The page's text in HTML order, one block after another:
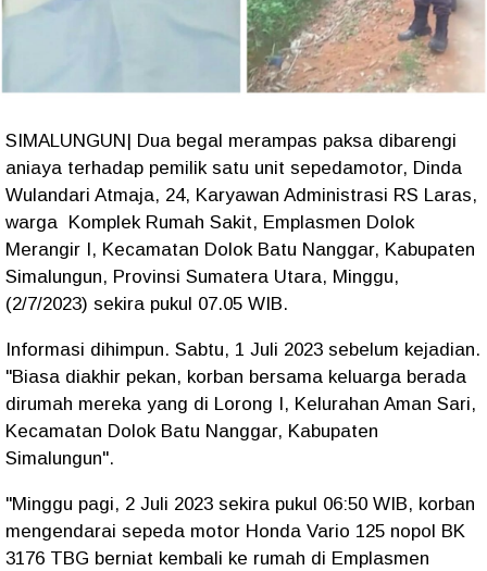
SIMALUNGUN| Dua begal merampas paksa dibarengi
aniaya terhadap pemilik satu unit sepedamotor, Dinda
Wulandari Atmaja, 24, Karyawan Administrasi RS Laras,
warga Komplek Rumah Sakit, Emplasmen Dolok
Merangir I, Kecamatan Dolok Batu Nanggar, Kabupaten
Simalungun, Provinsi Sumatera Utara, Minggu,
(2/7/2023) sekira pukul 07.05 WIB.
Informasi dihimpun. Sabtu, 1 Juli 2023 sebelum kejadian.
"Biasa diakhir pekan, korban bersama keluarga berada
dirumah mereka yang di Lorong I, Kelurahan Aman Sari,
Kecamatan Dolok Batu Nanggar, Kabupaten
Simalungun".
"Minggu pagi, 2 Juli 2023 sekira pukul 06:50 WIB, korban
mengendarai sepeda motor Honda Vario 125 nopol BK
3176 TBG berniat kembali ke rumah di Emplasmen